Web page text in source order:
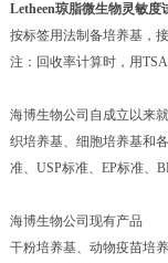
Letheen琼脂微生物灵敏度
按标签用法制备培养基，
注：回收率计算时，用
海博生物公司自成立以来
织培养基、细胞培养基和
准、USP标准、EP标准、
海博生物公司现有产品
干粉培养基、动物疫苗培